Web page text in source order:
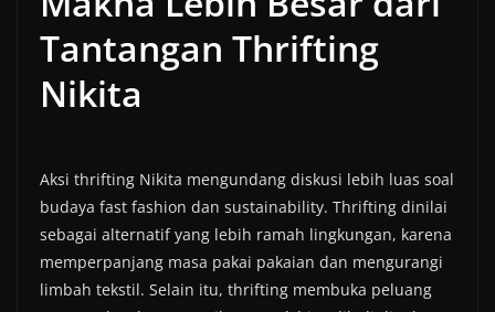
Tantangan Thrifting
Nikita
Aksi thrifting Nikita mengundang diskusi lebih luas soal
budaya fast fashion dan sustainability. Thrifting dinilai
sebagai alternatif yang lebih ramah lingkungan, karena
memperpanjang masa pakai pakaian dan mengurangi
limbah tekstil. Selain itu, thrifting membuka peluang